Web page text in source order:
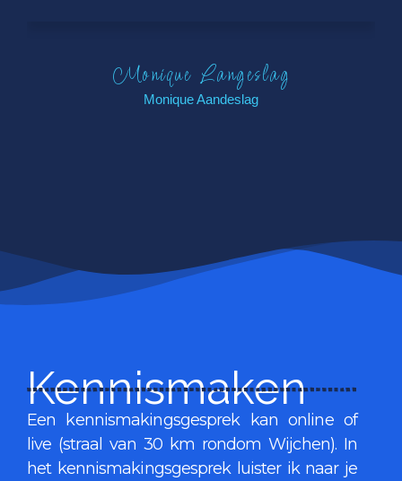
Monique Langeslag
Monique Aandeslag
Kennismaken
Een kennismakingsgesprek kan online of
live (straal van 30 km rondom Wijchen). In
het kennismakingsgesprek luister ik naar je